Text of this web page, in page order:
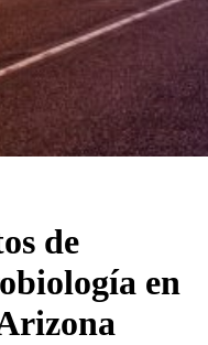
de
en